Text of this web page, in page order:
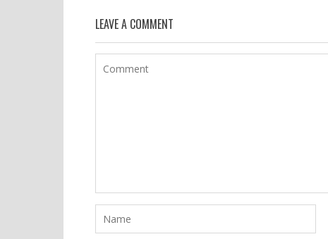
LEAVE A COMMENT